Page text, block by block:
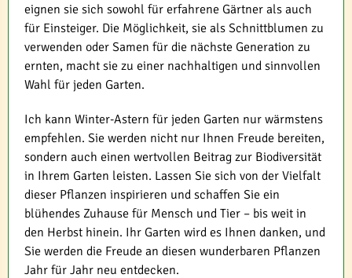
eignen sie sich sowohl für erfahrene Gärtner als auch
für Einsteiger. Die Möglichkeit, sie als Schnittblumen zu
verwenden oder Samen für die nächste Generation zu
ernten, macht sie zu einer nachhaltigen und sinnvollen
Wahl für jeden Garten.
Ich kann Winter-Astern für jeden Garten nur wärmstens
empfehlen. Sie werden nicht nur Ihnen Freude bereiten,
sondern auch einen wertvollen Beitrag zur Biodiversität
in Ihrem Garten leisten. Lassen Sie sich von der Vielfalt
dieser Pflanzen inspirieren und schaffen Sie ein
blühendes Zuhause für Mensch und Tier – bis weit in
den Herbst hinein. Ihr Garten wird es Ihnen danken, und
Sie werden die Freude an diesen wunderbaren Pflanzen
Jahr für Jahr neu entdecken.